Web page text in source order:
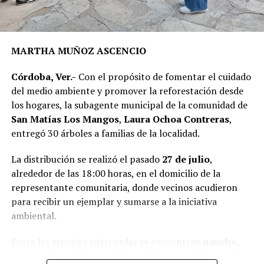
Rafael Calería. Los trabajos fueron financiados con
recursos del Fondo de Aportaciones para el
Comité de Obra,Antonio Herrera Llanos, recordó que
la pavimentación había sido solicitada desde hace varios
años por los habitantes de La Luz Palotal, por lo que
consideró que su ejecución mejorará las condiciones de
movilidad y seguridad para quienes diariamente utilizan
A la inauguración asistieron integrantes del Cabildo,
funcionarios municipales, representantes del comité de
obra y habitantes de la comunidad, quienes recorrieron
el tramo rehabilitado.
programa de infraestructura de la presente
MARTHA MUÑOZ ASCENCIO
Córdoba, Ver.- Con el propósito de fomentar el cuidado
del medio ambiente y promover la reforestación desde
los hogares, la subagente municipal de la comunidad de
San Matías Los Mangos, Laura Ochoa Contreras,
entregó 30 árboles a familias de la localidad.
La distribución se realizó el pasado 27 de julio,
alrededor de las 18:00 horas, en el domicilio de la
representante comunitaria, donde vecinos acudieron
para recibir un ejemplar y sumarse a la iniciativa
ambiental.
guaje, aguacatillo, guayaba, roble y ocote, las cuales